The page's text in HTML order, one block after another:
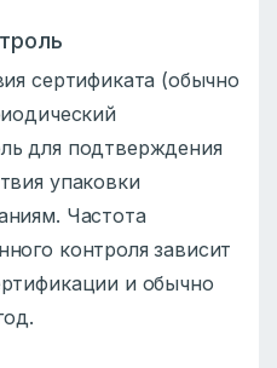
сертификата (обычно
для подтверждения
упаковки
Частота
контроля зависит
и обычно